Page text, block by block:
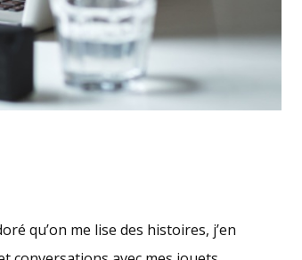
qu’on me lise des histoires, j’en